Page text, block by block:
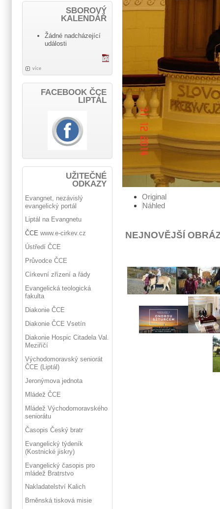
Original
Náhled
NEJNOVĚJŠÍ
SBOROVÝ
KALENDÁŘ
Žádné nadcházející
události
více
FACEBOOK ČCE
LIPTÁL
UŽITEČNÉ
ODKAZY
Evangnet, nezávislý
evangelický portál
Liptál na Evangnetu
ČCE www.e-cirkev.cz
Ústředí ČCE
Průvodce ČCE
Církevní zřízení a řády
Evangelická teologická
fakulta
Diakonie ČCE
Diakonie ČCE Vsetín
Diakonie Hospic Citadela Val.
Meziříčí
Východomoravský seniorát
ČCE (Liptál)
Jeronýmova jednota
Mládež ČCE
Mládež Východomoravského
seniorátu
Časopis Český bratr
Evangelický týdeník
(Kostnické jiskry)
Evangelický časopis pro
mládež Bratrstvo
Nakladatelství Kalich
Brněnská tisková misie